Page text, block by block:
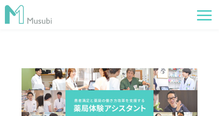
服薬フォロー
経営管理
AI在庫管理